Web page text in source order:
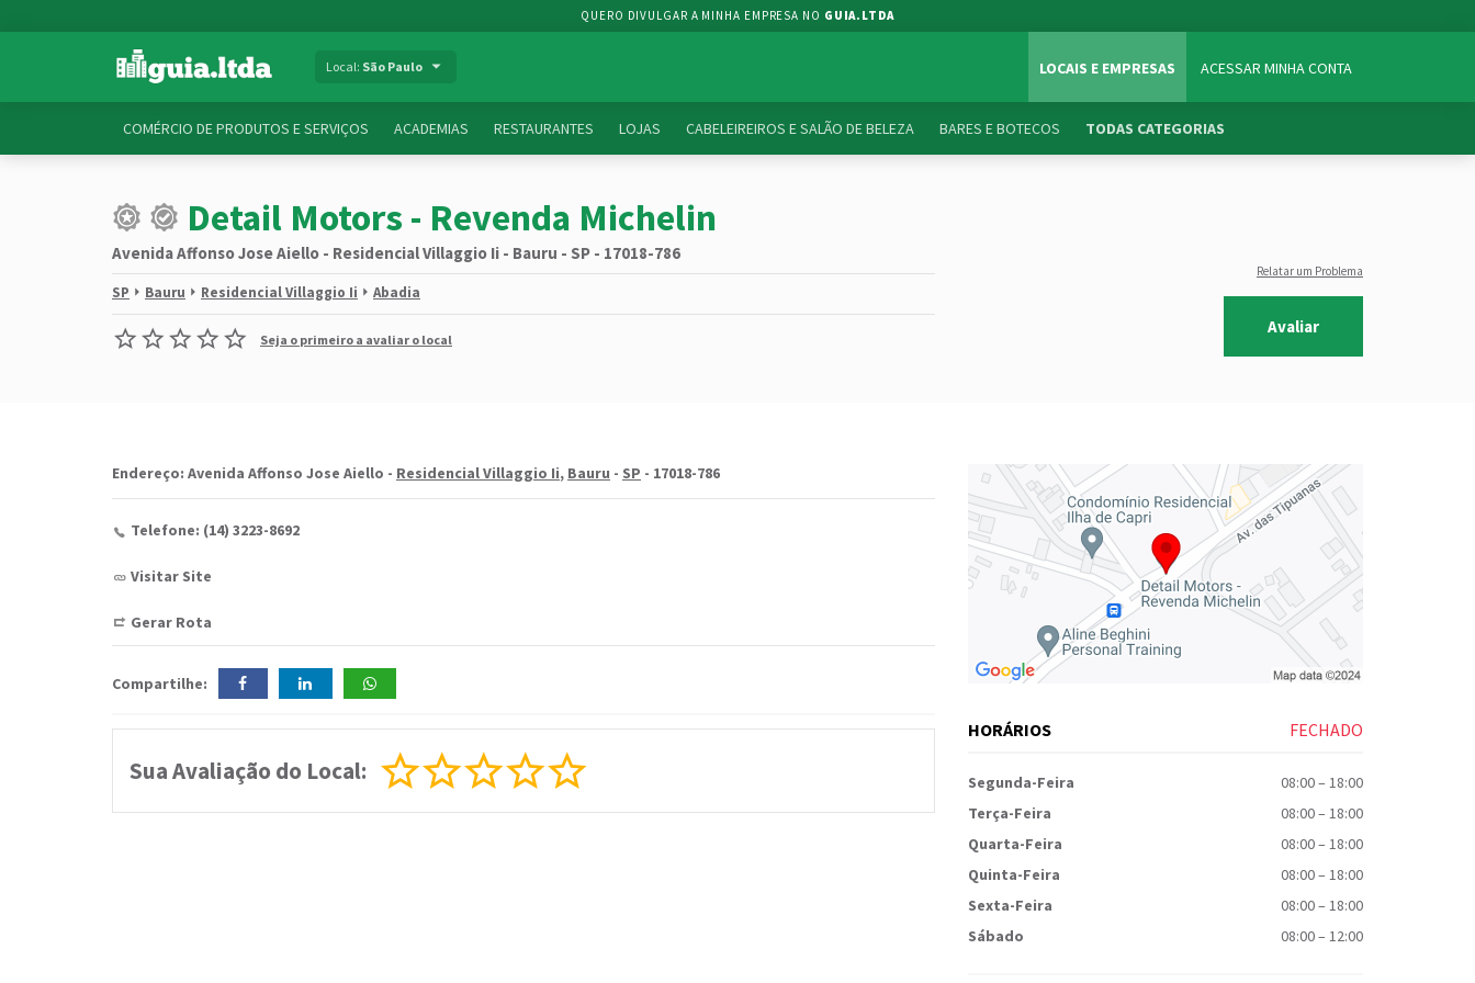
QUERO DIVULGAR A MINHA EMPRESA NO GUIA.LTDA
Local: São Paulo LOCAIS E EMPRESAS ACESSAR MINHA CONTA
COMÉRCIO DE PRODUTOS E SERVIÇOS ACADEMIAS RESTAURANTES LOJAS CABELEIREIROS E SALÃO DE BELEZA BARES E BOTECOS TODAS CATEGORIAS
Detail Motors - Revenda Michelin
Avenida Affonso Jose Aiello - Residencial Villaggio Ii - Bauru - SP - 17018-786
SP Bauru Residencial Villaggio Ii Abadia
Seja o primeiro a avaliar o local
Relatar um Problema
Avaliar
Endereço: Avenida Affonso Jose Aiello - Residencial Villaggio Ii, Bauru - SP - 17018-786
Telefone: (14) 3223-8692
Visitar Site
Gerar Rota
Compartilhe:
Sua Avaliação do Local:
HORÁRIOS FECHADO
Segunda-Feira 08:00– 18:00
Terça-Feira
08:00– 18:00
Quarta-Feira
08:00– 18:00
Quinta-Feira
08:00– 18:00
Sexta-Feira
08:00– 18:00
Sábado
08:00– 12:00